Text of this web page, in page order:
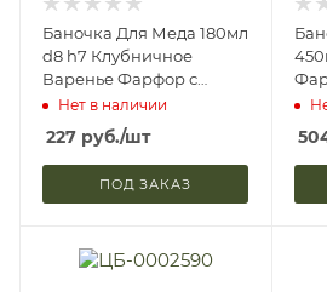
Баночка Для Меда 180мл
d8 h7 Клубничное
Варенье Фарфор с
Силиконовой Крышкой
Lefard П/Уп 359-567 (1)
Нет в наличии
227 руб./шт
ПОД ЗАКАЗ